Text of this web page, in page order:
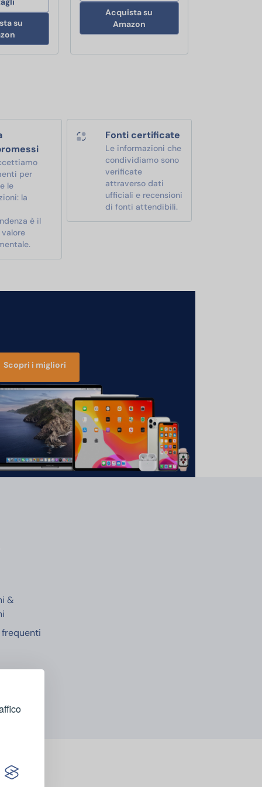
su
Acquista su
Amazon
per
le
la
è il
Fonti certificate
Le informazioni che
condividiamo sono
verificate
attraverso dati
ufficiali e recensioni
di fonti attendibili.
Scopri i migliori
&
frequenti